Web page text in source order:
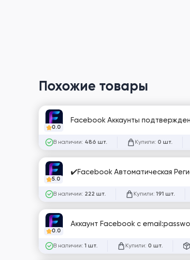
Похожие товары
0.0
Facebook Аккаунты
В наличии: 486 шт. Купили: 0 шт.
5.0
✔️Facebook Автоматическая
В наличии: 222 шт. Купили: 191 шт.
0.0
Аккаунт Facebook с
В наличии: 1 шт. Купили: 0 шт.